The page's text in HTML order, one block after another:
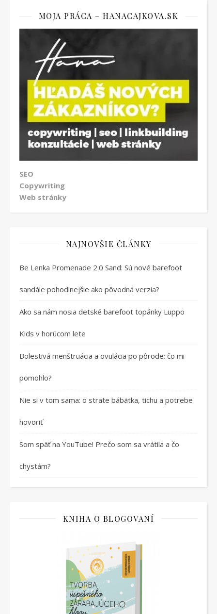
MOJA PRÁCA – HANACAJKOVA.SK
SEO
Copywriting
Web stránky
NAJNOVŠIE ČLÁNKY
Be Lenka Promenade 2.0 Sand: Sú nové barefoot
sandále pohodlnejšie ako pôvodná verzia?
Ako sa nám nosia detské barefoot topánky Luppo
Kids v horúcom lete
Bolestivá menštruácia a ovulácia po pôrode: čo mi
pomohlo?
Nie si v tom sama: o strate bábätka, tichu a potrebe
hovoriť
Som späť na YouTube! Prečo som sa vrátila a čo
chystám?
KNIHA O BLOGOVANÍ